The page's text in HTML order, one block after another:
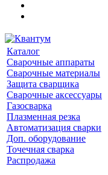
Каталог
Сварочные аппараты
Сварочные материалы
Защита сварщика
Сварочные аксессуары
Газосварка
Плазменная резка
Автоматизация сварки
Доп. оборудование
Точечная сварка
Распродажа